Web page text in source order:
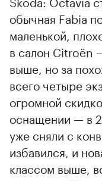
обычная Fabia
маленькой,
в салон Citroёn
выше, но за
всего четыре
огромной
оснащении — в
уже сняли с
избавился, и
классом выше,